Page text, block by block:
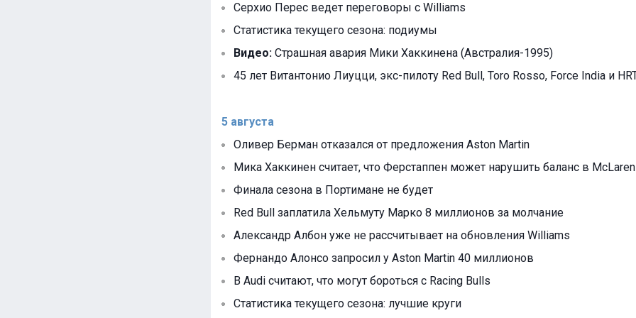
Серхио Перес ведет переговоры с Williams
Статистика текущего сезона: подиумы
Видео: Страшная авария Мики Хаккинена (Австралия-1995)
45 лет Витантонио Лиуцци, экс-пилоту Red Bull, Toro Rosso, Force India и
5 августа
Оливер Берман отказался от предложения Aston Martin
Мика Хаккинен считает, что Ферстаппен может нарушить баланс в McLaren
Финала сезона в Портимане не будет
Red Bull заплатила Хельмуту Марко 8 миллионов за молчание
Александр Албон уже не рассчитывает на обновления Williams
Фернандо Алонсо запросил у Aston Martin 40 миллионов
В Audi считают, что могут бороться с Racing Bulls
Статистика текущего сезона: лучшие круги